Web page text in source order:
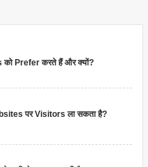
Prefer करते हैं और क्यों?
पर Visitors ला सकता है?